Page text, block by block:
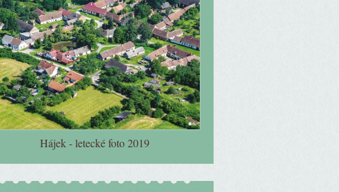
Hájek - letecké foto 2019